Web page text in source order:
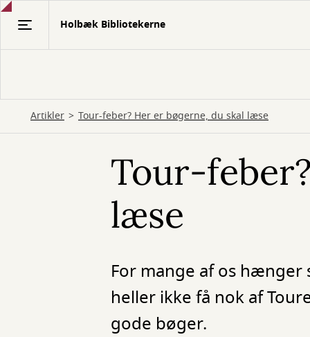
Gå
Holbæk Bibliotekerne
Artikler Tour-feber? Her er bøgerne, du skal læse
Tour-
læse
For mange af os hænger
heller ikke få nok af
gode bøger.